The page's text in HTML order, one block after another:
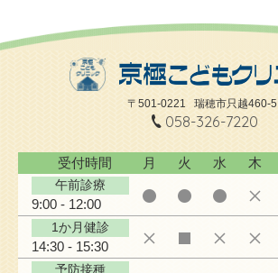
〒501-0221 瑞穂市只越460-5
058-326-7220
受付時間 月 火 水 木
午前診療
9:00 - 12:00
1か月健診
14:30 - 15:30
予防接種